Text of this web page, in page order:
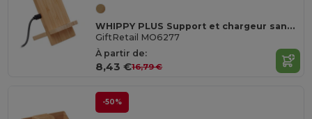
WHIPPY PLUS Support et chargeur sans fil
GiftRetail MO6277
À partir de:
8,43 €16,79 €
-50%